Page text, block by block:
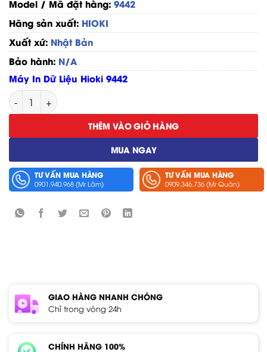
Model / Mã đặt hàng: 9442
Hãng sản xuất: HIOKI
Xuất xứ: Nhật Bản
Bảo hành: N/A
Máy In Dữ Liệu Hioki 9442
Máy In Dữ Liệu Hioki 9442 số lượng
THÊM VÀO GIỎ HÀNG
MUA NGAY
TƯ VẤN MUA HÀNG
0901.940.968 (Mr Lâm)
TƯ VẤN MUA HÀNG
0909.346.736 (Mr Quân)
GIAO HÀNG NHANH CHÓNG
Chỉ trong vòng 24h
CHÍNH HÃNG 100%